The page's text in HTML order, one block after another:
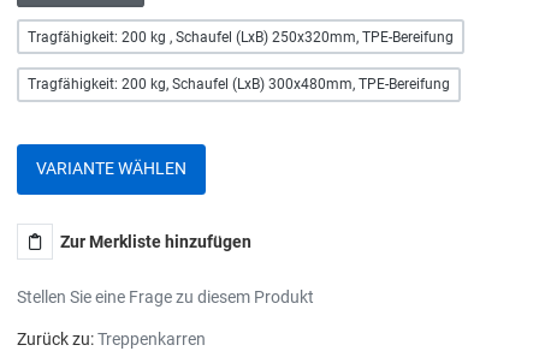
Tragfähigkeit: 200 kg , Schaufel (LxB) 250x320mm, TPE-Bereifung
Tragfähigkeit: 200 kg, Schaufel (LxB) 300x480mm, TPE-Bereifung
VARIANTE WÄHLEN
Zur Merkliste hinzufügen
Stellen Sie eine Frage zu diesem Produkt
Zurück zu:Treppenkarren